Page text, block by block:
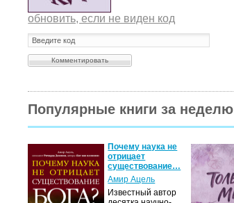
обновить, если не виден код
Популярные книги за неделю
Почему наука не
отрицает
существование…
Амир Ацель
Известный автор